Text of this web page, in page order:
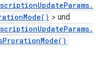
> und